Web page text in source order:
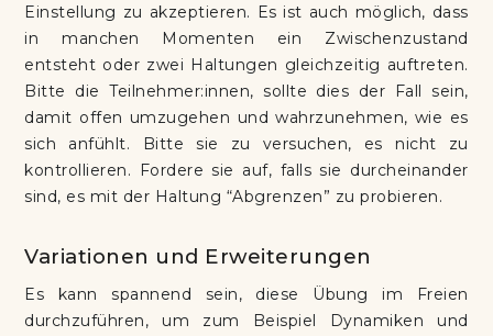
Einstellung zu akzeptieren. Es ist auch möglich, dass
in manchen Momenten ein Zwischenzustand
entsteht oder zwei Haltungen gleichzeitig auftreten.
Bitte die Teilnehmer:innen, sollte dies der Fall sein,
damit offen umzugehen und wahrzunehmen, wie es
sich anfühlt. Bitte sie zu versuchen, es nicht zu
kontrollieren. Fordere sie auf, falls sie durcheinander
sind, es mit der Haltung “Abgrenzen” zu probieren.
Variationen und Erweiterungen
Es kann spannend sein, diese Übung im Freien
durchzuführen, um zum Beispiel Dynamiken und